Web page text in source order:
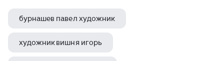
бурнашев павел художник
художник вишня игорь